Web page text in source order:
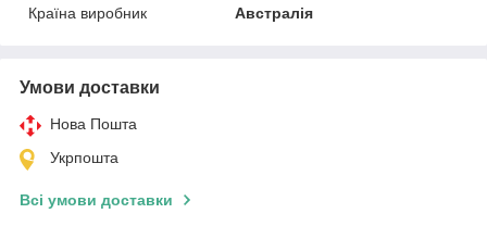
Країна виробник
Австралія
Умови доставки
Нова Пошта
Укрпошта
Всі умови доставки